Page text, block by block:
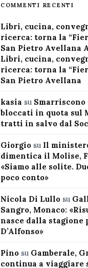
COMMENTI RECENTI
Libri, cucina,
ricerca: torna la
San Pietro Avellana
Libri, cucina,
ricerca: torna la
San Pietro Avellana
kasia su
bloccati in quota sul
tratti in salvo dal
Giorgiosu Il
dimentica il Molise,
«Siamo alle solite.
poco conto»
Nicola Di Lullosu
Sangro, Monaco:
nasce dalla
D’Alfonso»
Pinosu Gamberale,
continua a viaggiare